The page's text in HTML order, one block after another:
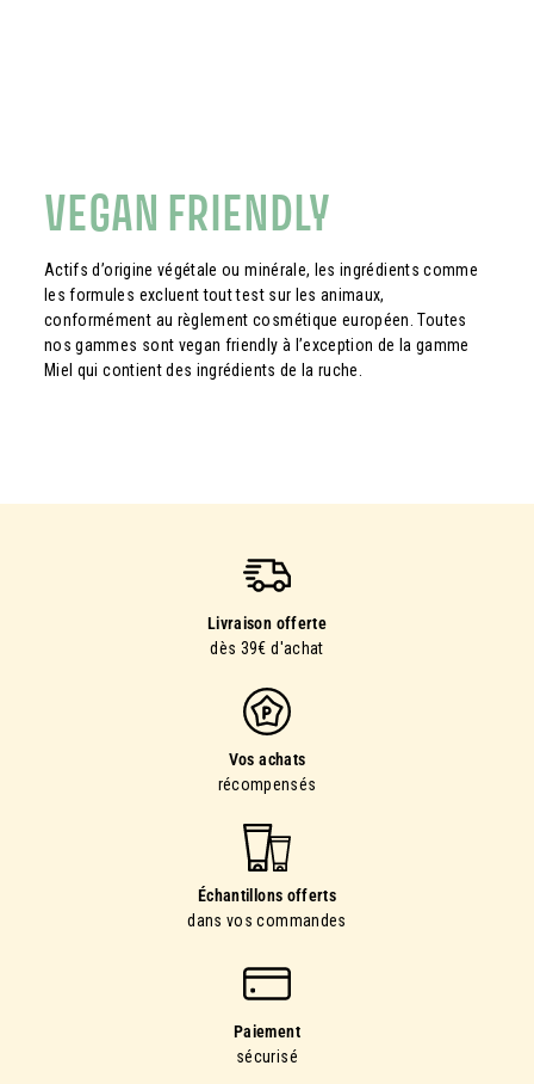
VEGAN FRIENDLY
Actifs d’origine végétale ou minérale, les ingrédients comme
les formules excluent tout test sur les animaux,
conformément au règlement cosmétique européen. Toutes
nos gammes sont vegan friendly à l’exception de la gamme
Miel qui contient des ingrédients de la ruche.
Livraison offerte
dès 39€ d'achat
Vos achats
récompensés
Échantillons offerts
dans vos commandes
Paiement
sécurisé